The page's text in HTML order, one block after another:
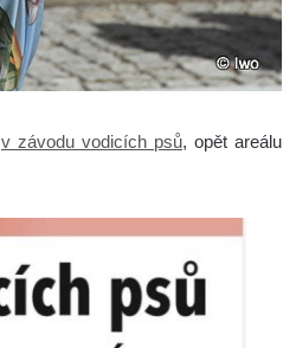
v závodu vodicích psů, opět areálu